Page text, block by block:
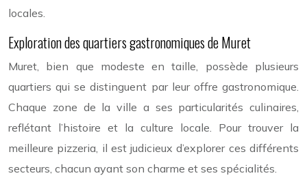
locales.
Exploration des quartiers gastronomiques de Muret
Muret, bien que modeste en taille, possède plusieurs
quartiers qui se distinguent par leur offre gastronomique.
Chaque zone de la ville a ses particularités culinaires,
reflétant l’histoire et la culture locale. Pour trouver la
meilleure pizzeria, il est judicieux d’explorer ces différents
secteurs, chacun ayant son charme et ses spécialités.